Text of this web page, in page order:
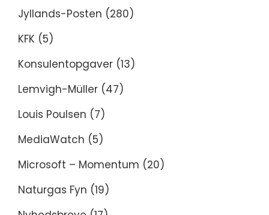
Jyllands-Posten (280)
KFK (5)
Konsulentopgaver (13)
Lemvigh-Müller (47)
Louis Poulsen (7)
MediaWatch (5)
Microsoft – Momentum (20)
Naturgas Fyn (19)